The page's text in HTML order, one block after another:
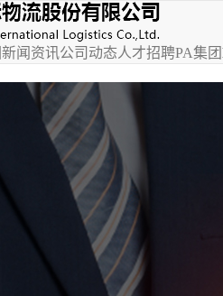
新闻资讯公司动态 ⼈才招聘PA集团